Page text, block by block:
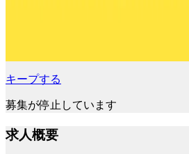
キープする
募集が停止しています
求人概要